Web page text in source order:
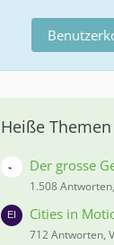
Heiße Themen
Der grosse
1.508
Cities in
712 Antworten,